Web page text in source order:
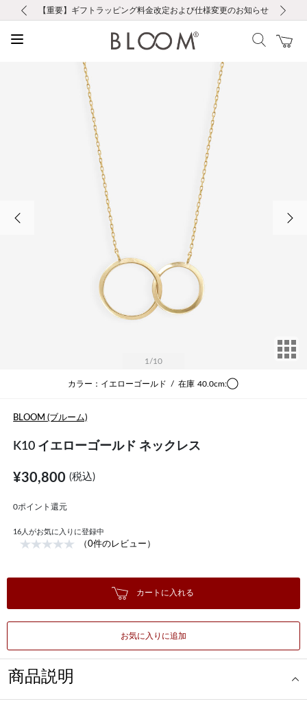
お修理・アフターサービスのご案内
【重要】令和８年熊本地震に伴う集配への影響について
【重要】ギフトラッピング料金改定および仕様変更のお知らせ
【重要】夏季休業の営業についてのご案内
税込5,500円以上で送料無料｜最短24時間以内に発送
新規会員登録で1000ポイントプレゼント！
LINE友だち登録で500円クーポンプレゼント
会員限定！レビュー投稿で100ポイントプレゼント
お修理・アフターサービスのご案内
【重要】令和８年熊本地震に伴う集配への影響について
1 /10
カラー：イエローゴールド / 在庫 40.0cm:◯
BLOOM (ブルーム)
K10 イエローゴールド ネックレス
¥30,800(税込)
0ポイント還元
16 人がお気に入りに登録中
（0件のレビュー）
カートに入れる
お気に入りに追加
商品説明